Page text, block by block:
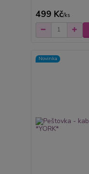
499 Kč/ks
Novinka